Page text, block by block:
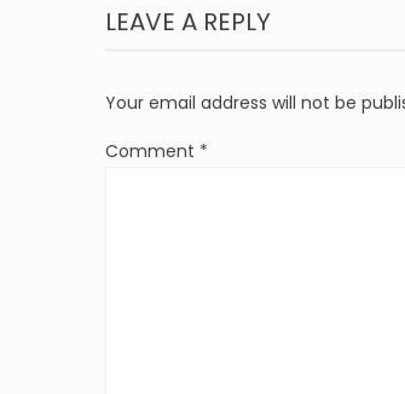
LEAVE A REPLY
Your email address will not be
Comment *